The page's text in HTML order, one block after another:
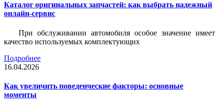
Каталог оригинальных запчастей: как выбрать надежный
онлайн-сервис
При обслуживании автомобиля особое значение имеет
качество используемых комплектующих
Подробнее
16.04.2026
Как увеличить поведенческие факторы: основные
моменты